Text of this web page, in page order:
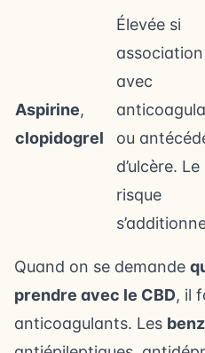
Aspirine,
clopidogrel
Élevée si
association
avec
ou
d’ulcère. Le
risque
Quand on se demande
prendre avec le CBD, il
anticoagulants. Les